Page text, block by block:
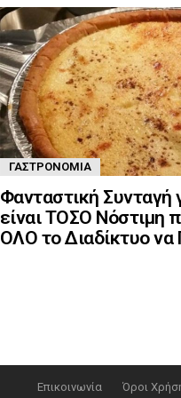
ΓΑΣΤΡΟΝΟΜΊΑ
Φανταστική Συνταγή
είναι ΤΟΣΟ Νόστιμη
ΟΛΟ το Διαδίκτυο να
Επικοινωνία Όροι